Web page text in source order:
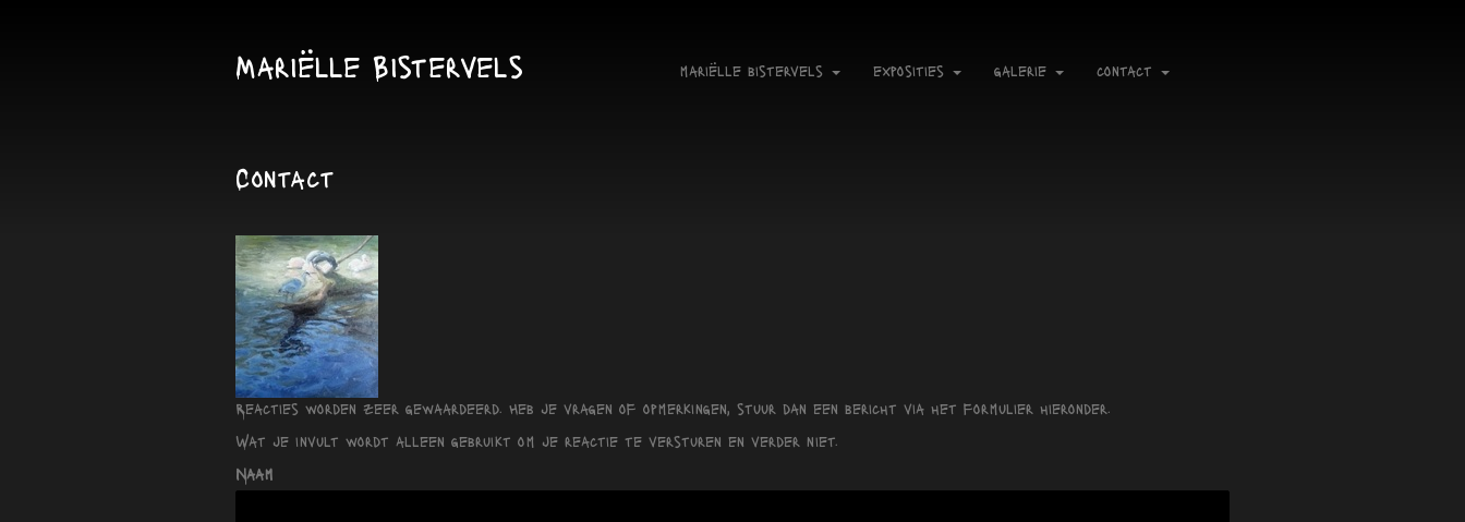
Mariëlle Bistervels mariëlle bistervels exposities galerie contact
Contact
Reacties worden zeer gewaardeerd. Heb je vragen of opmerkingen, stuur dan een bericht via het formulier hieronder.
Wat je invult wordt alleen gebruikt om je reactie te versturen en verder niet.
Naam